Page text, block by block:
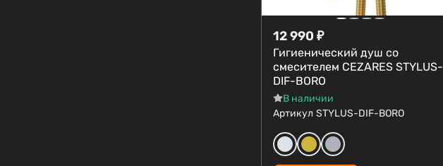
12 990 ₽
Гигиенический душ со
смесителем CEZARES STYLUS-
DIF-BORO
В наличии
Артикул STYLUS-DIF-BORO